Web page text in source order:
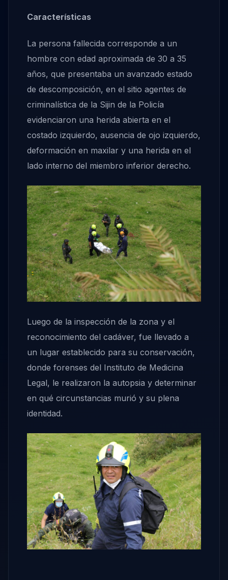
Características
La persona fallecida corresponde a un
hombre con edad aproximada de 30 a 35
años, que presentaba un avanzado estado
de descomposición, en el sitio agentes de
criminalística de la Sijin de la Policía
evidenciaron una herida abierta en el
costado izquierdo, ausencia de ojo izquierdo,
deformación en maxilar y una herida en el
lado interno del miembro inferior derecho.
Luego de la inspección de la zona y el
reconocimiento del cadáver, fue llevado a
un lugar establecido para su conservación,
donde forenses del Instituto de Medicina
Legal, le realizaron la autopsia y determinar
en qué circunstancias murió y su plena
identidad.